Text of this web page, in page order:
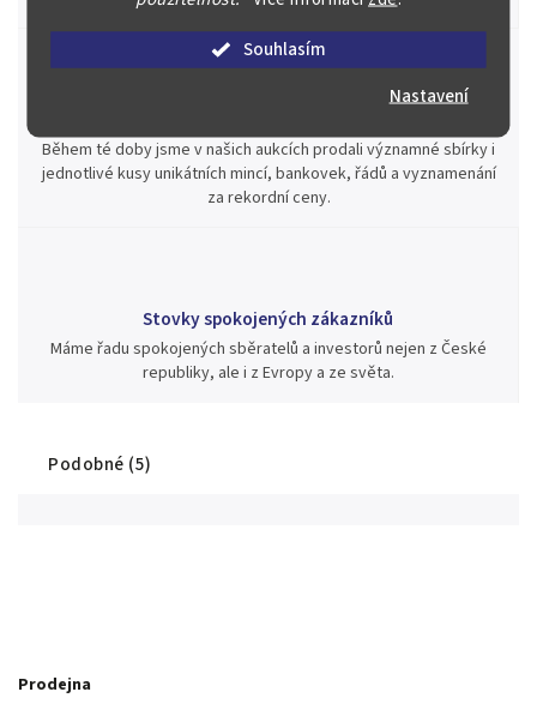
Souhlasím
Nastavení
Během té doby jsme v našich aukcích prodali významné sbírky i
jednotlivé kusy unikátních mincí, bankovek, řádů a vyznamenání
za rekordní ceny.
Stovky spokojených zákazníků
Máme řadu spokojených sběratelů a investorů nejen z České
republiky, ale i z Evropy a ze světa.
Podobné (5)
Prodejna